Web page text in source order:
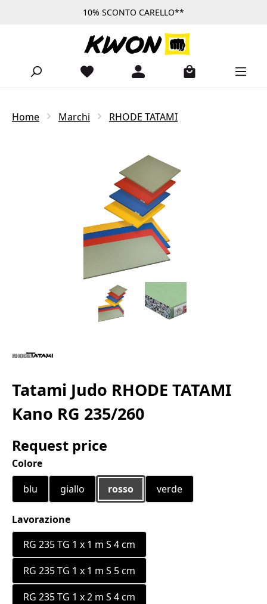
Passa al contenuto principale10% SCONTO CARELLO**
Home Marchi RHODE TATAMI
Tatami Judo RHODE TATAMI
Kano RG 235/260
Request price
Seleziona
Colore
blu
giallo rosso verde
Seleziona
Lavorazione
RG 235 TG 1 x 1 m S 4 cm
RG 235 TG 1 x 1 m S 5 cm
RG 235 TG 1 x 2 m S 4 cm